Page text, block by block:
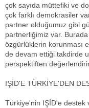
çok sayıda müttefiki ve
çok farklı demokrasiler
partner olduğumuz gibi
partnerliğimiz var.
özgürlüklerin korunması
de devam ettiği takdirde
perspektiften
IŞİD'E TÜRKİYE'DEN
Türkiye'nin IŞİD'e destek